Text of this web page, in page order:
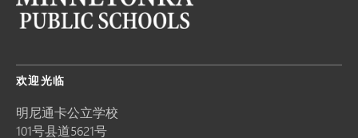
欢迎光临
明尼通卡公立学校
101号县道5621号